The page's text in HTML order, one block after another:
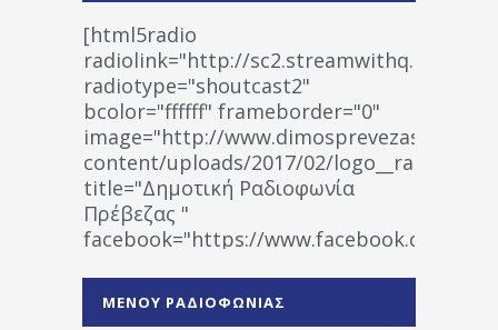
[html5radio
radiolink="http://
radiotype="shoutcast2"
bcolor="ffffff" frameborder="0"
image="http://www.dimosprevezas.gr/wp-
content/uploads/2017/02/
title="Δημοτική Ραδιοφωνία
Πρέβεζας "
facebook="https://www.facebook.com/
1531194763766854/" artist="" ]
ΜΕΝΟΥ ΡΑΔΙΟΦΩΝΙΑΣ